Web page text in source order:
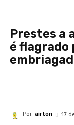
Prestes a
é flagrado
Por airton 17